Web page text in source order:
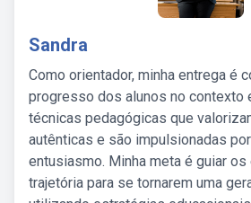
Sandra
Como orientador, minha entrega é
progresso dos alunos no contexto
técnicas pedagógicas que
autênticas e são impulsionadas
entusiasmo. Minha meta é guiar
trajetória para se tornarem uma